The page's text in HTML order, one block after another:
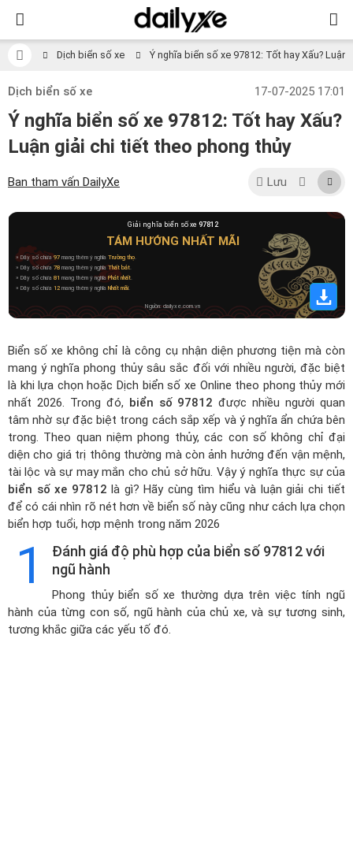
Dịch biển số xe Ý nghĩa biển số xe 97812: Tốt hay Xấu?
Dịch biển số xe 17-07-2025 17:01
Ý nghĩa biển số xe 97812: Tốt hay Xấu?
Luận giải chi tiết theo phong thủy
Ban tham vấn DailyXe Lưu
Giải nghĩa biển số xe 97812
TÁM HƯỚNG NHẤT MÃI
» Dãy số chứa97 mang thêm ý nghĩa Trường thọ.
» Dãy số chứa 78 mang thêm ý nghĩaThất bát.
» Dãy số chứa 81 mang thêm ý nghĩaPhát nhất.
» Dãy số chứa 12 mang thêm ý nghĩa Nhất mãi.
Nguồn: dailyxe.com.vn
Biển số xe không chỉ là công cụ nhận diện phương tiện mà còn
mang ý nghĩa phong thủy sâu sắc đối với nhiều người, đặc biệt
là khi lựa chọn hoặcDịch biển số xe Online theo phong thủy mới
nhất 2026. Trong đó, biển số 97812 được nhiều người quan
tâm nhờ sự đặc biệt trong cách sắp xếp và ý nghĩa ẩn chứa bên
trong. Theo quan niệm phong thủy, các con số không chỉ đại
diện cho giá trị thông thường mà còn ảnh hưởng đến vận mệnh,
tài lộc và sự may mắn cho chủ sở hữu. Vậy ý nghĩa thực sự của
biển số xe 97812 là gì? Hãy cùng tìm hiểu và luận giải chi tiết
để có cái nhìn rõ nét hơn về biển số này cũng như cách lựa chọn
biển hợp tuổi, hợp mệnh trong năm 2026
1
Đánh giá độ phù hợp của biển số 97812 với
ngũ hành
Phong thủy biển số xe thường dựa trên việc tính ngũ
hành của từng con số, ngũ hành của chủ xe, và sự tương sinh,
tương khắc giữa các yếu tố đó.